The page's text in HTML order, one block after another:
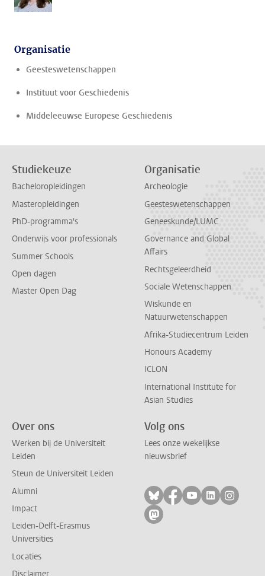
Organisatie
Geesteswetenschappen
Instituut voor Geschiedenis
Middeleeuwse Europese Geschiedenis
Studiekeuze
Bacheloropleidingen
Masteropleidingen
PhD-programma's
Onderwijs voor professionals
Summer Schools
Open dagen
Master Open Dag
Organisatie
Archeologie
Geesteswetenschappen
Geneeskunde/LUMC
Governance and Global
Affairs
Rechtsgeleerdheid
Sociale Wetenschappen
Wiskunde en
Natuurwetenschappen
Afrika-Studiecentrum Leiden
Honours Academy
ICLON
International Institute for
Asian Studies
Over ons
Werken bij de Universiteit
Leiden
Steun de Universiteit Leiden
Alumni
Impact
Leiden-Delft-Erasmus
Universities
Locaties
Volg ons
Lees onze wekelijkse
nieuwsbrief
Volg ons op bluesky
Volg ons op
Volg ons op
Volg ons
Volg
Volg ons op mastodon